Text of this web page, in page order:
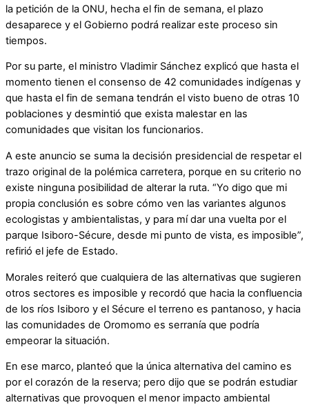
la petición de la ONU, hecha el fin de semana, el plazo
desaparece y el Gobierno podrá realizar este proceso sin
tiempos.
Por su parte, el ministro Vladimir Sánchez explicó que hasta el
momento tienen el consenso de 42 comunidades indígenas y
que hasta el fin de semana tendrán el visto bueno de otras 10
poblaciones y desmintió que exista malestar en las
comunidades que visitan los funcionarios.
A este anuncio se suma la decisión presidencial de respetar el
trazo original de la polémica carretera, porque en su criterio no
existe ninguna posibilidad de alterar la ruta. “Yo digo que mi
propia conclusión es sobre cómo ven las variantes algunos
ecologistas y ambientalistas, y para mí dar una vuelta por el
parque Isiboro-Sécure, desde mi punto de vista, es imposible”,
refirió el jefe de Estado.
Morales reiteró que cualquiera de las alternativas que sugieren
otros sectores es imposible y recordó que hacia la confluencia
de los ríos Isiboro y el Sécure el terreno es pantanoso, y hacia
las comunidades de Oromomo es serranía que podría
empeorar la situación.
En ese marco, planteó que la única alternativa del camino es
por el corazón de la reserva; pero dijo que se podrán estudiar
alternativas que provoquen el menor impacto ambiental